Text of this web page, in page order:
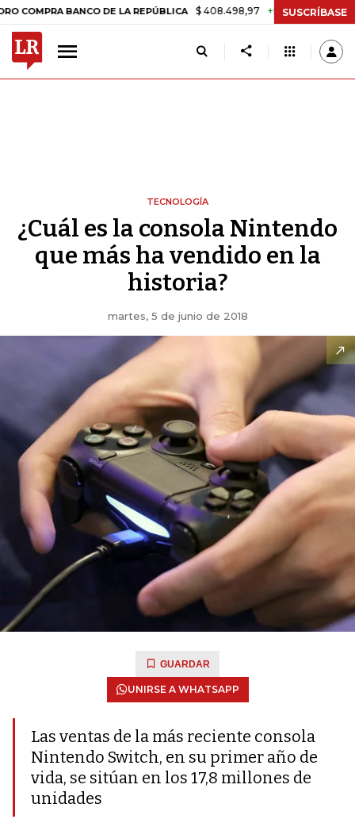
BANCO DE LA REPÚBLICA $ 408.498,97 +$ 8.753,81 +2,19%
SUSCRÍBASE
TECNOLOGÍA
¿Cuál es la consola Nintendo
que más ha vendido en la
historia?
martes, 5 de junio de 2018
GUARDAR
UNIRSE A WHATSAPP
Las ventas de la más reciente consola
Nintendo Switch, en su primer año de
vida, se sitúan en los 17,8 millones de
unidades